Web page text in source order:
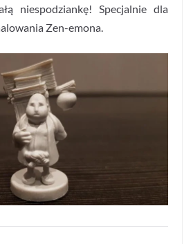
niespodziankę! Specjalnie dla
Zen-emona.